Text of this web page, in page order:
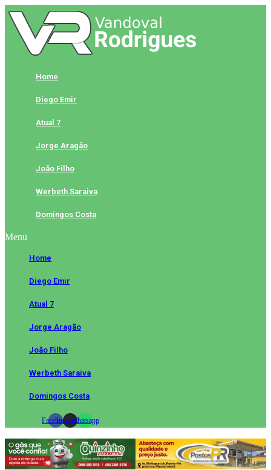
Skip
to
content
Home
Diego Emir
Atual 7
Jorge Aragão
João Filho
Werbeth Saraiva
Domingos Costa
Menu
Home
Diego Emir
Atual 7
Jorge Aragão
João Filho
Werbeth Saraiva
Domingos Costa
FacebookInstagramWhatsapp